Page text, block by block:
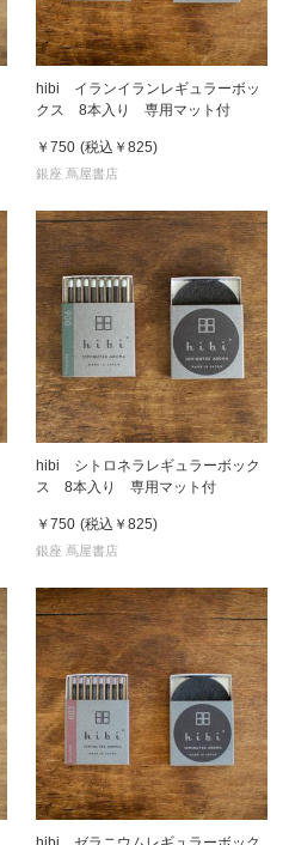
hibi イランイランレギュラーボッ
クス 8本入り 専用マット付
￥750 (税込 ￥825)
銀座 蔦屋書店
hibi シトロネラレギュラーボック
ス 8本入り 専用マット付
￥750 (税込 ￥825)
銀座 蔦屋書店